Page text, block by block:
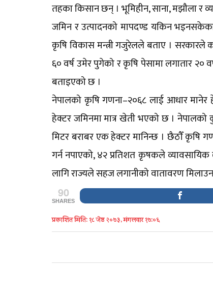
तहका किसान छन् । भूमिहीन, साना, मझौला र
जमिन र उत्पादनको मापदण्ड यकिन
कृषि विकास मन्त्री गजुरेलले बताए ।
६० वर्ष उमेर पुगेको र कृषि पेसामा लगातार २०
बताइएको छ ।
नेपालको कृषि गणना–२०६८ लाई आधार
हेक्टर जमिनमा मात्र खेती भएको छ ।
मिटर बराबर एक हेक्टर मानिन्छ । छैठौँ
गर्न नपाएको, ४२ प्रतिशत कृषकले
लागि राज्यले सहज लगानीको वातावरण
90
SHARES
प्रकाशित मिति: १८ जेष्ठ २०७३, मंगलवार १७:०६